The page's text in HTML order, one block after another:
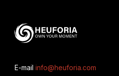
E-mail info@heuforia.com